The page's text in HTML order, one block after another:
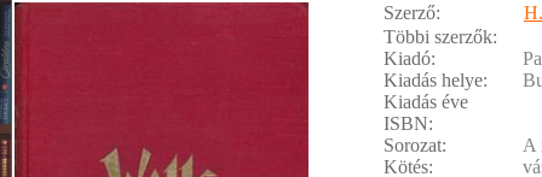
Szerző:
Többi szerzők:
Kiadó:
Kiadás helye:
Kiadás éve
ISBN:
Sorozat:
A
Kötés: